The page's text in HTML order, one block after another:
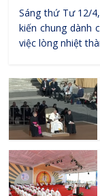
Sáng thứ Tư 12/
kiến chung dành
việc lòng nhiệt